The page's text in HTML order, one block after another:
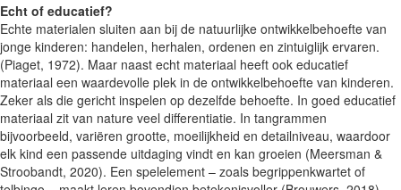
Echt of educatief?
Echte materialen sluiten aan bij de natuurlijke ontwikkelbehoefte van
jonge kinderen: handelen, herhalen, ordenen en zintuiglijk ervaren.
(Piaget, 1972). Maar naast echt materiaal heeft ook educatief
materiaal een waardevolle plek in de ontwikkelbehoefte van kinderen.
Zeker als die gericht inspelen op dezelfde behoefte. In goed educatief
materiaal zit van nature veel differentiatie. In tangrammen
bijvoorbeeld, variëren grootte, moeilijkheid en detailniveau, waardoor
elk kind een passende uitdaging vindt en kan groeien (Meersman &
Stroobandt, 2020). Een spelelement – zoals begrippenkwartet of